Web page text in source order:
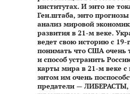
институтах. И энто не
Ген.штаба, энто
анализ мировой
развития в 21-м веке.
ведет свою историю с 19-
понимать что США очень
и способ устранить
карты мира в 21-м веке
энтом им очень
предатели — ЛИБЕРАСТЫ,